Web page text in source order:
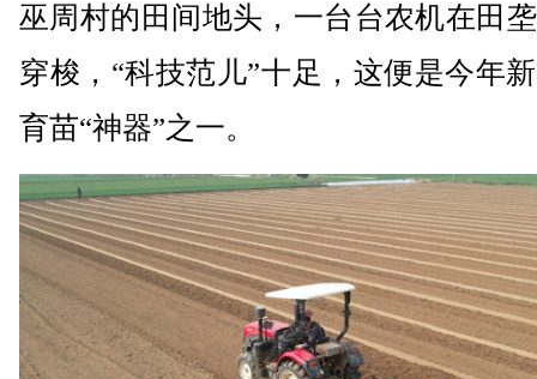
巫周村的田间地头，一台台农机在田
穿梭，“科技范儿”十足，这便是今年
育苗“神器”之一。